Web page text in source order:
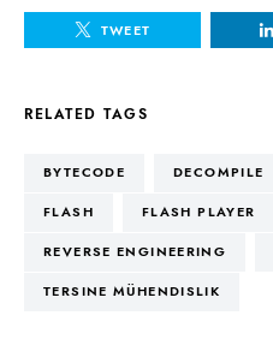
TWEET
RELATED TAGS
BYTECODE DECOMPILE
FLASH FLASH PLAYER
REVERSE ENGINEERING
TERSINE MÜHENDISLIK